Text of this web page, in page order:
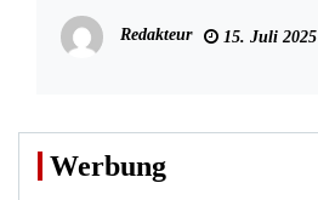
Redakteur 15. Juli 2025
Werbung